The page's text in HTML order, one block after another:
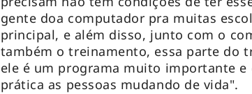
gente doa computador pra muitas
principal, e além disso, junto com o
também o treinamento, essa parte do
ele é um programa muito importante e
prática as pessoas mudando de vida".